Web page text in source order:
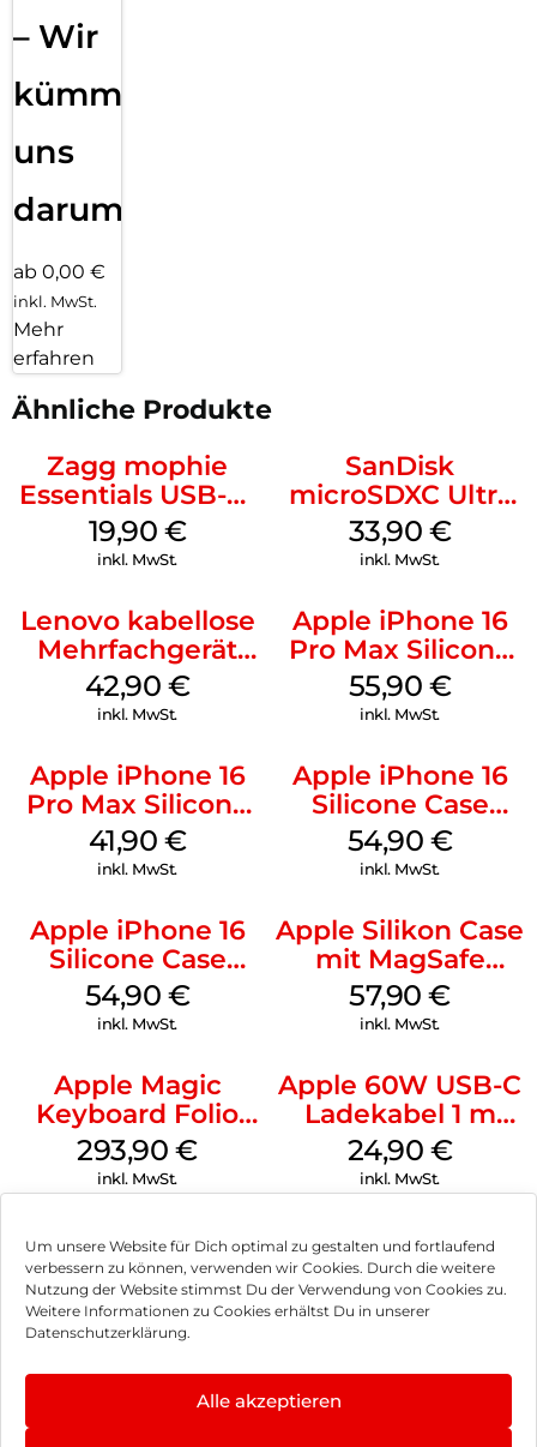
Um unsere Website für Dich optimal zu gestalten und fortlaufend
verbessern zu können, verwenden wir Cookies. Durch die weitere
Nutzung der Website stimmst Du der Verwendung von Cookies zu.
Weitere Informationen zu Cookies erhältst Du in unserer
Datenschutzerklärung.
Alle akzeptieren
– Wir
kümmern
uns
darum!
ab 0,00 €
inkl. MwSt.
Mehr
erfahren
Ähnliche Produkte
Zagg mophie
Essentials USB-C-
20W Charger PD
Weiß
19,90 €
inkl. MwSt.
SanDisk
microSDXC Ultra
128 GB + Adapter
Mobile
33,90 €
inkl. MwSt.
Lenovo kabellose
Mehrfachgerät
Luna Grey
42,90 €
inkl. MwSt.
Apple iPhone 16
Pro Max Silicone
Case MagSafe
Stone Gray
55,90 €
inkl. MwSt.
Apple iPhone 16
Pro Max Silicone
Case MagSafe
Ultramarine
41,90 €
inkl. MwSt.
Apple iPhone 16
Silicone Case
MagSafe Black
54,90 €
inkl. MwSt.
Apple iPhone 16
Silicone Case
MagSafe Lake
Green
54,90 €
inkl. MwSt.
Apple Silikon Case
mit MagSafe
iPhone 14 Pro
(PRODUCT)RED
57,90€
inkl. MwSt.
Apple Magic
Keyboard Folio
iPad 10.9″ (10.Gen.)
Weiß
293,90€
inkl. MwSt.
Apple 60W USB-C
Ladekabel 1 m
Weiß
24,90 €
inkl. MwSt.
Impressum